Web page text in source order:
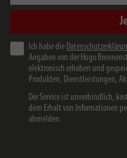
Ich habe die
Angaben von der Hugo
elektronisch erhoben und
Produkten, Dienstleistungen,
Der Service ist unverbindlich,
dem Erhalt von Informationen
abmelden.